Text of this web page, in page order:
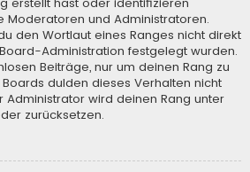
erstellt hast oder identifizieren
Moderatoren und Administratoren.
den Wortlaut eines Ranges nicht direkt
Administration festgelegt wurden.
Beiträge, nur um deinen Rang zu
dulden dieses Verhalten nicht
wird deinen Rang unter
zurücksetzen.